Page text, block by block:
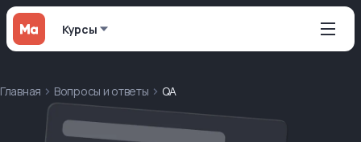
Курсы
Главная Вопросы и ответы QA